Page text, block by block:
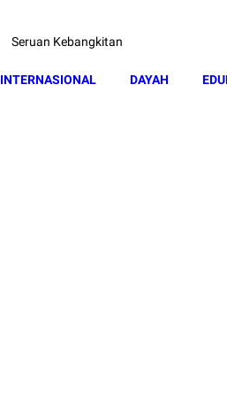
Seruan Kebangkitan
INTERNASIONAL DAYAH